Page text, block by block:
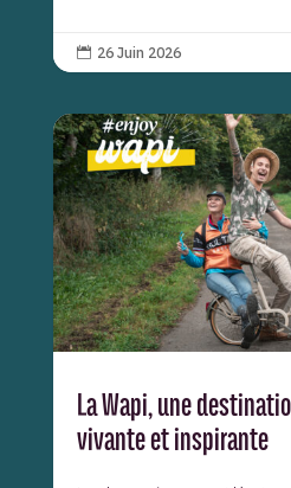
 26 Juin 2026
La Wapi, une
vivante et inspirante